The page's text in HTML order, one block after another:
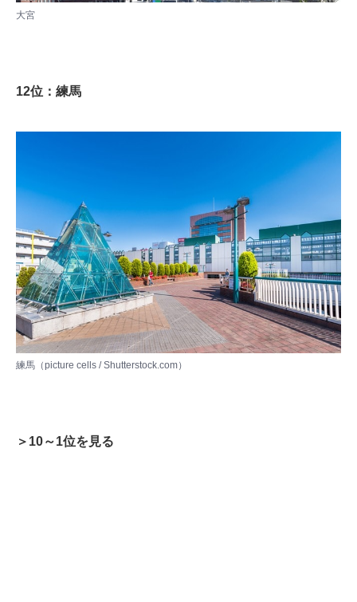
大宮
12位：練馬
練馬（picture cells / Shutterstock.com）
＞10～1位を見る